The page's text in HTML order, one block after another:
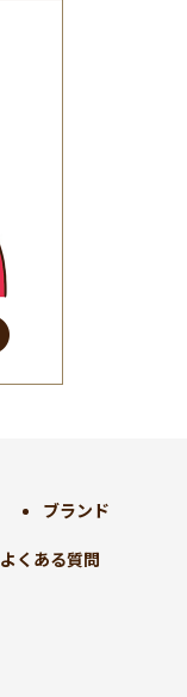
ブランド
よくある質問